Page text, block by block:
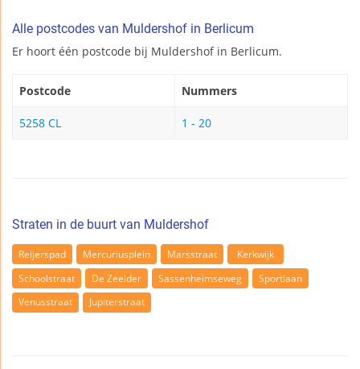
Alle postcodes van Muldershof in Berlicum
Er hoort één postcode bij Muldershof in Berlicum.
Postcode Nummers
5258 CL 1 - 20
Straten in de buurt van Muldershof
Reijerspad Mercuriusplein Marsstraat
Kerkwijk
Schoolstraat
De Zeelder Sassenheimseweg
Sportlaan
Venusstraat
Jupiterstraat